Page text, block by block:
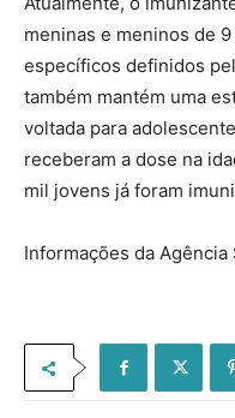
meninas e meninos de
específicos definidos
também mantém uma
voltada para
receberam a dose na
mil jovens já foram
Informações da Agência